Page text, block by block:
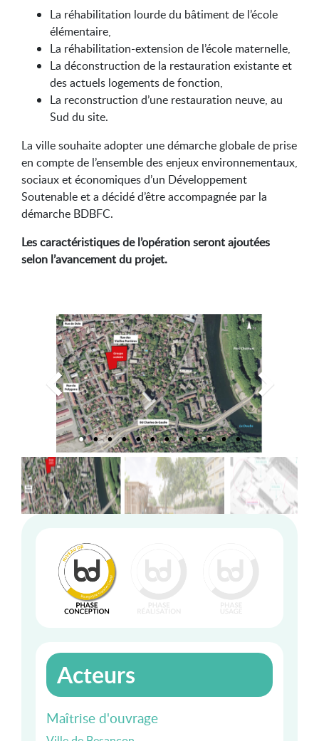
La réhabilitation lourde du bâtiment de l’école
élémentaire,
La réhabilitation-extension de l’école maternelle,
La déconstruction de la restauration existante et
des actuels logements de fonction,
La reconstruction d’une restauration neuve, au
Sud du site.
La ville souhaite adopter une démarche globale de prise
en compte de l’ensemble des enjeux environnementaux,
sociaux et économiques d’un Développement
Soutenable et a décidé d’être accompagnée par la
démarche BDBFC.
Les caractéristiques de l’opération seront ajoutées
selon l’avancement du projet.
Acteurs
Maîtrise d'ouvrage